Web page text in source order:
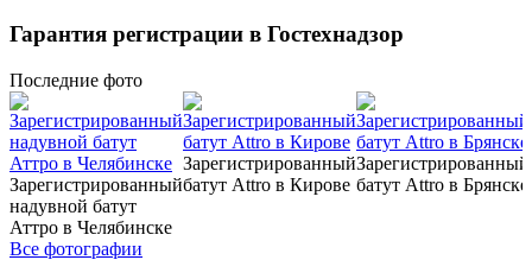
Гарантия регистрации в Гостехнадзор
Последние фото
Зарегистрированный
надувной батут
Аттро в Челябинске
Зарегистрированный
батут Attro в Кирове
Зарегистрированный
батут Attro в Брянске
Все фотографии